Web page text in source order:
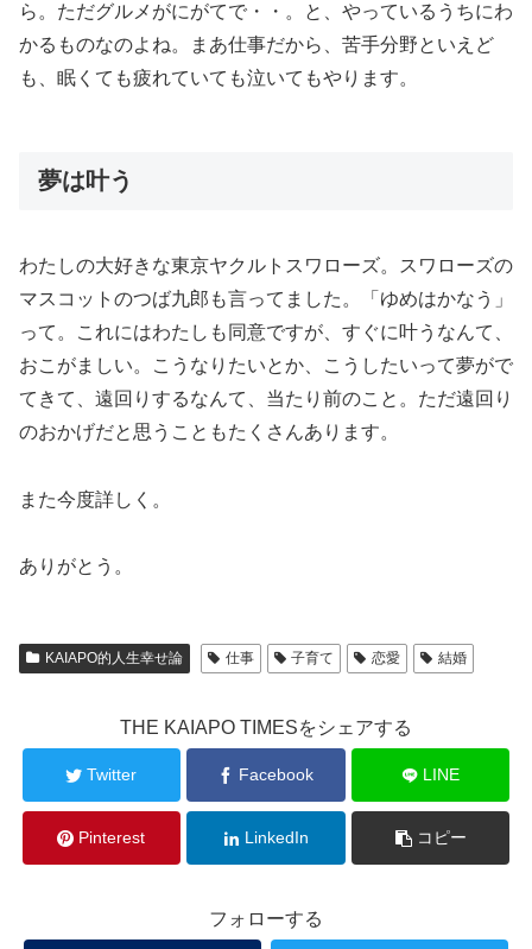
ら。ただグルメがにがてで・・。と、やっているうちにわ
かるものなのよね。まあ仕事だから、苦手分野といえど
も、眠くても疲れていても泣いてもやります。
夢は叶う
わたしの大好きな東京ヤクルトスワローズ。スワローズの
マスコットのつば九郎も言ってました。「ゆめはかなう」
って。これにはわたしも同意ですが、すぐに叶うなんて、
おこがましい。こうなりたいとか、こうしたいって夢がで
てきて、遠回りするなんて、当たり前のこと。ただ遠回り
のおかげだと思うこともたくさんあります。
また今度詳しく。
ありがとう。
KAIAPO的人生幸せ論 仕事 子育て 恋愛 結婚
THE KAIAPO TIMESをシェアする
Twitter Facebook LINE
Pinterest LinkedIn コピー
フォローする